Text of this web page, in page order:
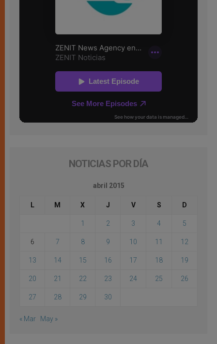
NOTICIAS POR DÍA
abril 2015
L M X J V S D
1 2 3 4 5
6 7 8 9 10 11 12
13 14 15 16 17 18 19
20 21 22 23 24 25 26
27 28 29 30
« Mar May »